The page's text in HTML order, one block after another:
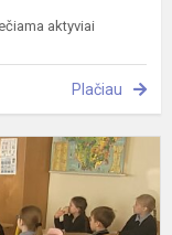
aktyviai
Plačiau